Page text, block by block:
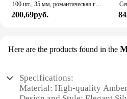
100 шт., 35 мм, романтическая губка, атласная ткань, лепестки в форме сердца, свадебные конфетти, настольная кровать, лепестки в форме сердца, свадебное украшение на день Святого Валентина
200,69руб.
Here are the products found in the
Specifications:
Material: High-quality